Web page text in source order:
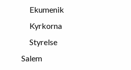
Ekumenik
Kyrkorna
Styrelse
Salem